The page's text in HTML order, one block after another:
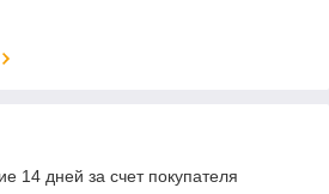
14 дней за счет покупателя